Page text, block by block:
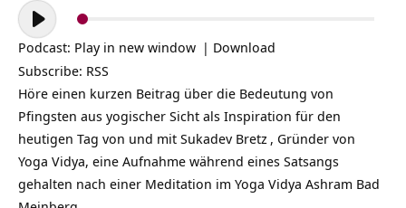
Audio-
Player
Podcast: Play in new window | Download
Subscribe: RSS
Höre einen kurzen Beitrag über die Bedeutung von
Pfingsten aus yogischer Sicht als Inspiration für den
heutigen Tag von und mit Sukadev Bretz , Gründer von
Yoga Vidya, eine Aufnahme während eines Satsangs
gehalten nach einer Meditation im Yoga Vidya Ashram Bad